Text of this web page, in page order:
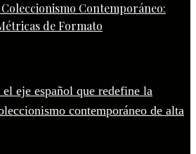
Contemporáneo:
de Formato